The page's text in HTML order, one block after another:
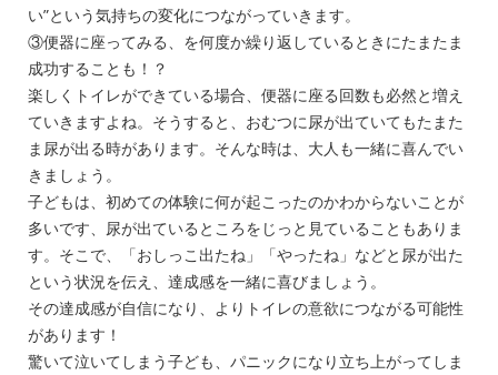
い”という気持ちの変化につながっていきます。
③便器に座ってみる、を何度か繰り返しているときにたまたま
成功することも！？
楽しくトイレができている場合、便器に座る回数も必然と増え
ていきますよね。そうすると、おむつに尿が出ていてもたまた
ま尿が出る時があります。そんな時は、大人も一緒に喜んでい
きましょう。
子どもは、初めての体験に何が起こったのかわからないことが
多いです、尿が出ているところをじっと見ていることもありま
す。そこで、「おしっこ出たね」「やったね」などと尿が出た
という状況を伝え、達成感を一緒に喜びましょう。
その達成感が自信になり、よりトイレの意欲につながる可能性
があります！
驚いて泣いてしまう子ども、パニックになり立ち上がってしま